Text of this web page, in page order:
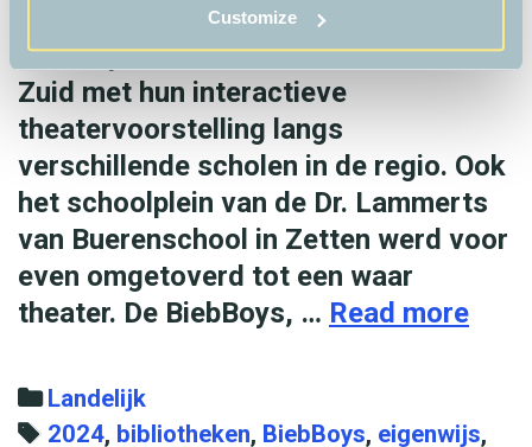
Customize
d
M
2
0
2
4
maken voor lezen, trekken de
BiebBoys van bibliotheek Gelderland
Zuid met hun interactieve
theatervoorstelling langs
verschillende scholen in de regio. Ook
het schoolplein van de Dr. Lammerts
van Buerenschool in Zetten werd voor
even omgetoverd tot een waar
theater. De BiebBoys, … Read more
b
C
a
Landelijk
T
2024, bibliotheken, BiebBoys, eigenwijs,